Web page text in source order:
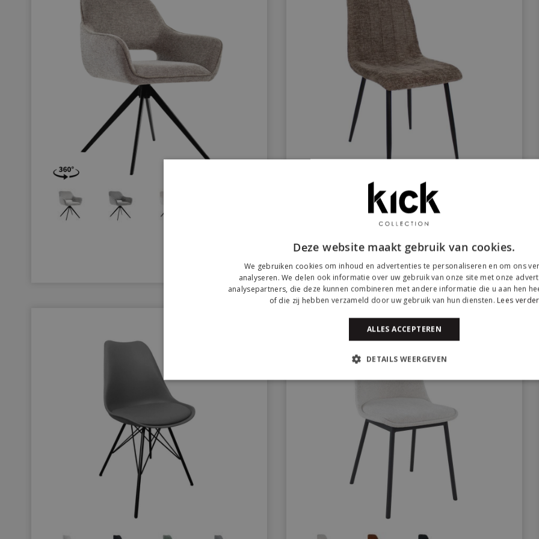
79,-
Deze website maakt gebruik van cookies.
We gebruiken cookies om inhoud en advertenties te personaliseren en om ons
analyseren. We delen ook informatie over uw gebruik van onze site met onze
analysepartners, die deze kunnen combineren met andere informatie die u aan hen
of die zij hebben verzameld door uw gebruik van hun diensten. Lees verder
ALLES ACCEPTEREN
DETAILS WEERGEVEN